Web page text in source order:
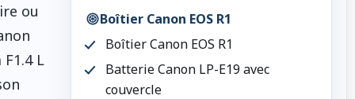
ou
L
Boîtier Canon EOS R1
Boîtier Canon EOS R1
Batterie Canon LP-E19 avec
couvercle